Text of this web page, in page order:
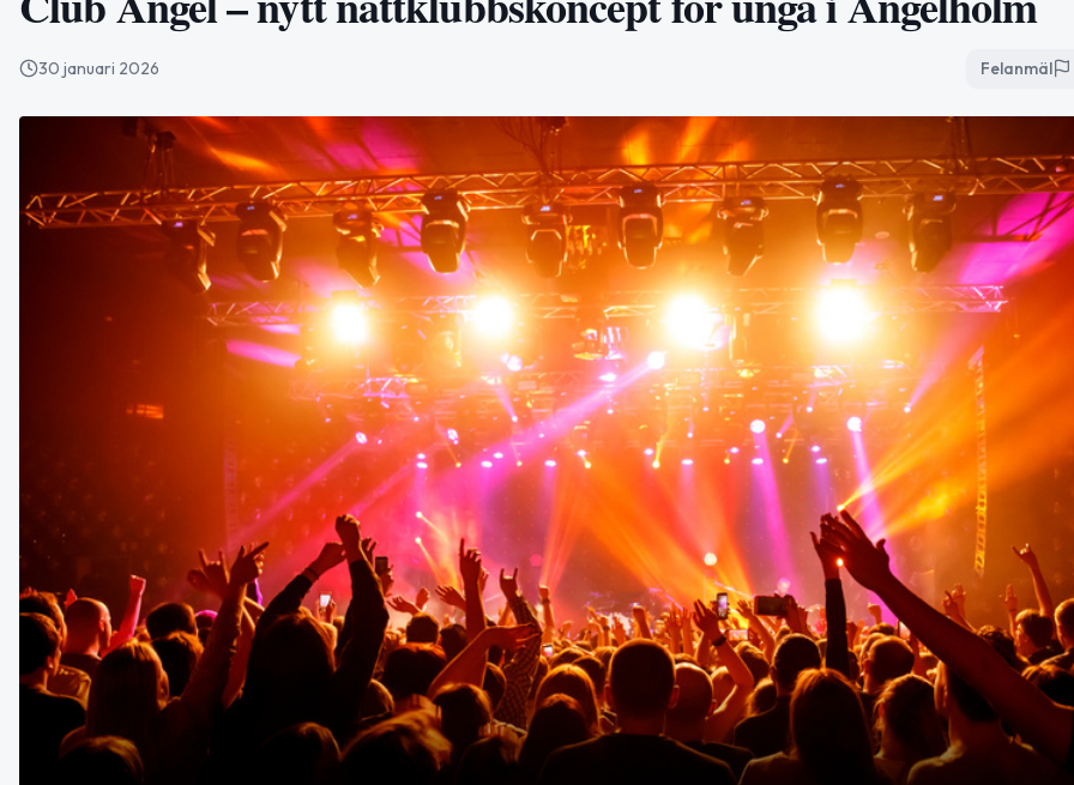
30 januari 2026 Felanmäl